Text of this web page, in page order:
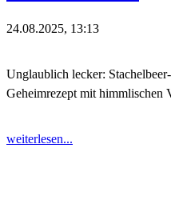
24.08.2025, 13:13
Unglaublich lecker:
Geheimrezept mit himmlischen
weiterlesen...